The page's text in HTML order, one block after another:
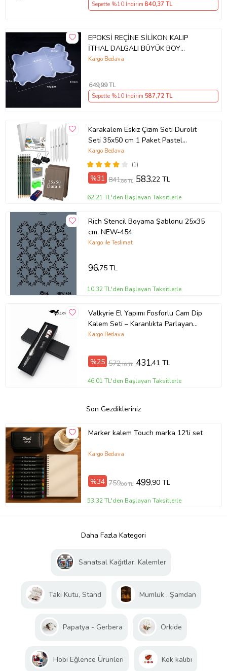
Sepette %10 İndirim 840,37 TL
EPOKSİ REÇİNE SİLİKON KALIP
İTHAL DALGALI BÜYÜK BOY
DİKDÖRTGEN TEPSİ SİLİKON KALIP
Kargo Bedava
649,99 TL
Sepette %10 İndirim 587,72 TL
Karakalem Eskiz Çizim Seti Durolit
Seti 35x50 cm 1 Paket Pastel
Dağıtıcı Kalem Resim Kağıdı Dereceli
Kalem Seti Hamur Silgi Sınav Silgisi
(Naturel)
(1)
Kargo Bedava
%31 841,86 TL 583,22 TL
62,21 TL'den Başlayan Taksitlerle
Rich Stencil Boyama Şablonu 25x35
cm. NEW-454
Kargo ile Teslimat
96,75 TL
10,32 TL'den Başlayan Taksitlerle
Valkyrie El Yapımı Fosforlu Cam Dip
Kalem Seti – Karanlıkta Parlayan
Özel Tasarım, Hediye Kutulu
Kargo Bedava
%25 572,16 TL 431,41 TL
46,01 TL'den Başlayan Taksitlerle
Son Gezdikleriniz
Marker kalem Touch marka 12'li set
Kargo Bedava
%34 759,00 TL 499,90 TL
53,32 TL'den Başlayan Taksitlerle
Daha Fazla Kategori
Sanatsal Kağıtlar, Kalemler
Takı Kutu, Stand Mumluk , Şamdan
Papatya - Gerbera Orkide
Hobi Eğlence Ürünleri Kek kalıbı